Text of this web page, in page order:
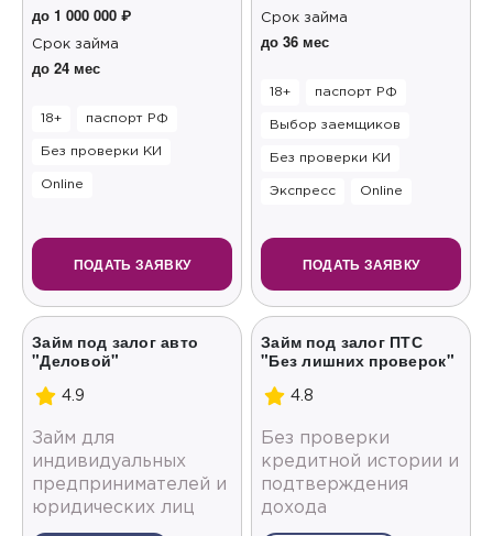
до 1 000 000 ₽
Срок займа
до 24 мес
18+ паспорт РФ
Без проверки КИ
Online
ПОДАТЬ ЗАЯВКУ
Срок займа
до 36 мес
18+ паспорт РФ
Выбор заемщиков
Без проверки КИ
Экспресс Online
ПОДАТЬ ЗАЯВКУ
Займ под залог авто
"Деловой"
4.9
Займ для
индивидуальных
предпринимателей и
юридических лиц
Займ под залог ПТС
"Без лишних проверок"
4.8
Без проверки
кредитной истории и
подтверждения
дохода